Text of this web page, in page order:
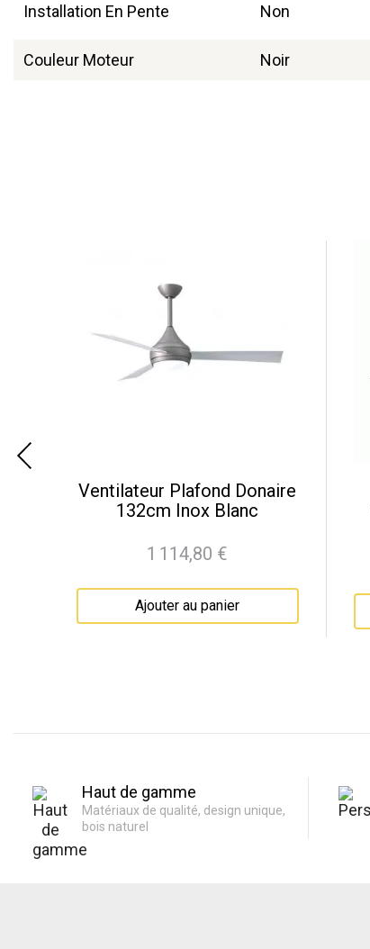
Installation En Pente Non
Couleur Moteur Noir
Ventilateur Plafond Donaire
132cm Inox Blanc
Prix
1 114,80 €
Ajouter au panier
Haut de gamme
Matériaux de qualité, design unique,
bois naturel